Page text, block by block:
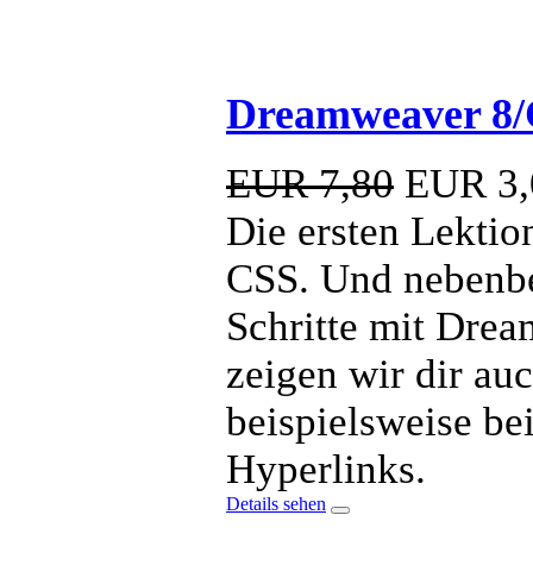
Dreamweaver
EUR 7,80 EUR
Die ersten
CSS. Und
Schritte mit
zeigen wir dir
beispielsweise
Hyperlinks.
Details sehen